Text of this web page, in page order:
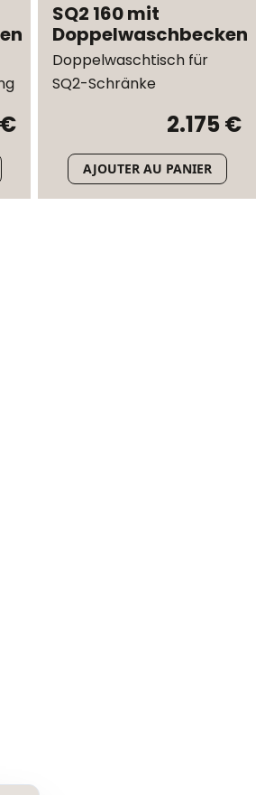
SQ2 160 mit
Doppelwaschbecken
Doppelwaschtisch für
SQ2-Schränke
2.175 €
AJOUTER AU PANIER